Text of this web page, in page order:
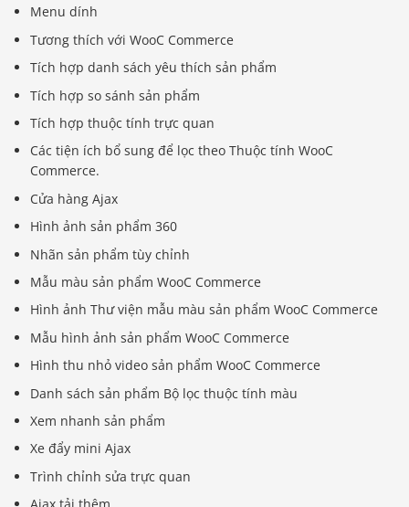
Menu dính
Tương thích với WooC Commerce
Tích hợp danh sách yêu thích sản phẩm
Tích hợp so sánh sản phẩm
Tích hợp thuộc tính trực quan
Các tiện ích bổ sung để lọc theo Thuộc tính WooC
Commerce.
Cửa hàng Ajax
Hình ảnh sản phẩm 360
Nhãn sản phẩm tùy chỉnh
Mẫu màu sản phẩm WooC Commerce
Hình ảnh Thư viện mẫu màu sản phẩm WooC Commerce
Mẫu hình ảnh sản phẩm WooC Commerce
Hình thu nhỏ video sản phẩm WooC Commerce
Danh sách sản phẩm Bộ lọc thuộc tính màu
Xem nhanh sản phẩm
Xe đẩy mini Ajax
Trình chỉnh sửa trực quan